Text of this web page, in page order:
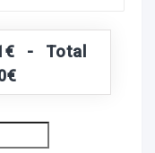
- Total